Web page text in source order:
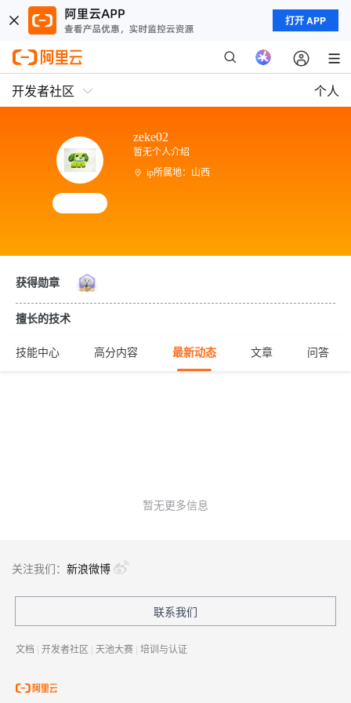
打开 APP
开发者社区 个人
zeke02
暂无个人介绍
ip所属地：山西
获得勋章
擅长的技术
技能中心 高分内容 最新动态 文章 问答
暂无更多信息
关注我们： 新浪微博
联系我们
文档 | 开发者社区 | 天池大赛 | 培训与认证